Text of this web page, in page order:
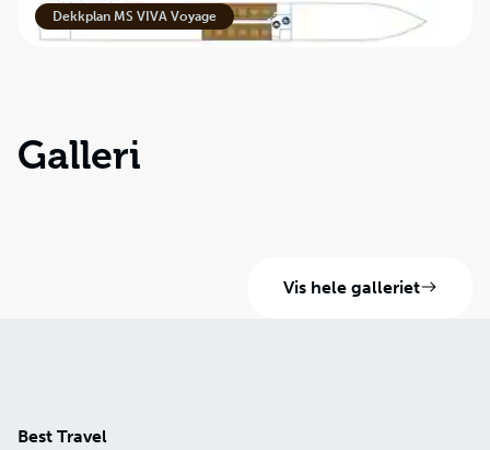
Dekkplan MS VIVA Voyage
Galleri
Vis hele galleriet
Best Travel